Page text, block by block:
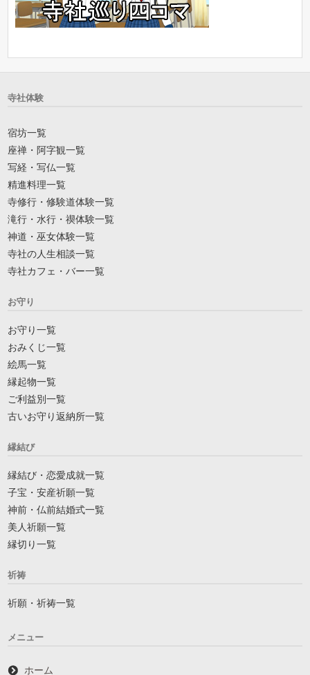
寺社体験
宿坊一覧
座禅・阿字観一覧
写経・写仏一覧
精進料理一覧
寺修行・修験道体験一覧
滝行・水行・禊体験一覧
神道・巫女体験一覧
寺社の人生相談一覧
寺社カフェ・バー一覧
お守り
お守り一覧
おみくじ一覧
絵馬一覧
縁起物一覧
ご利益別一覧
古いお守り返納所一覧
縁結び
縁結び・恋愛成就一覧
子宝・安産祈願一覧
神前・仏前結婚式一覧
美人祈願一覧
縁切り一覧
祈祷
祈願・祈祷一覧
メニュー
ホーム